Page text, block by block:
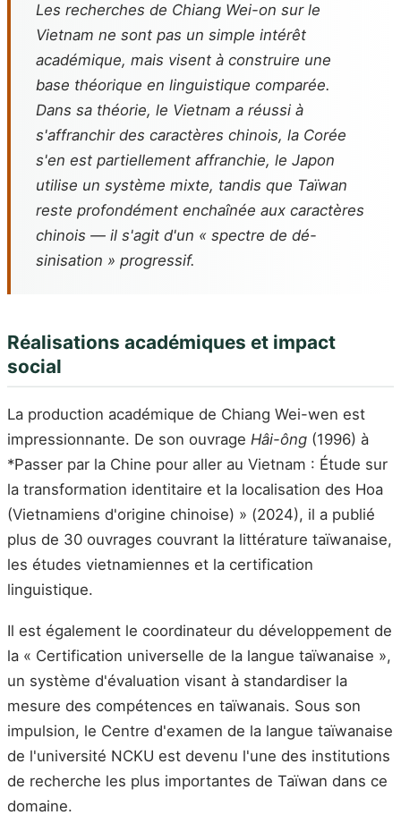
Les recherches de Chiang Wei-on sur le
Vietnam ne sont pas un simple intérêt
académique, mais visent à construire une
base théorique en linguistique comparée.
Dans sa théorie, le Vietnam a réussi à
s'affranchir des caractères chinois, la Corée
s'en est partiellement affranchie, le Japon
utilise un système mixte, tandis que Taïwan
reste profondément enchaînée aux caractères
chinois — il s'agit d'un « spectre de dé-
sinisation » progressif.
Réalisations académiques et impact
social
La production académique de Chiang Wei-wen est
impressionnante. De son ouvrage Hâi-ông (1996) à
*Passer par la Chine pour aller au Vietnam : Étude sur
la transformation identitaire et la localisation des Hoa
(Vietnamiens d'origine chinoise) » (2024), il a publié
plus de 30 ouvrages couvrant la littérature taïwanaise,
les études vietnamiennes et la certification
linguistique.
Il est également le coordinateur du développement de
la « Certification universelle de la langue taïwanaise »,
un système d'évaluation visant à standardiser la
mesure des compétences en taïwanais. Sous son
impulsion, le Centre d'examen de la langue taïwanaise
de l'université NCKU est devenu l'une des institutions
de recherche les plus importantes de Taïwan dans ce
domaine.